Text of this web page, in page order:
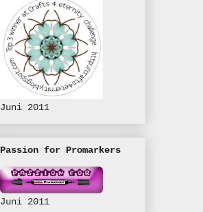
Juni 2011
Passion for Promarkers
Juni 2011